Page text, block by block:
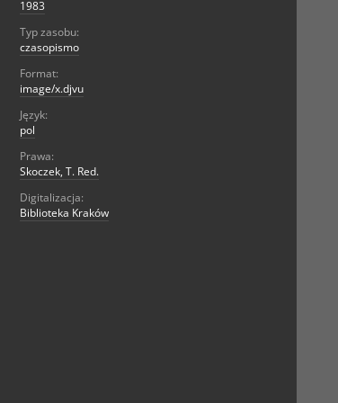
1983
Typ zasobu:
czasopismo
Format:
image/x.djvu
Język:
pol
Prawa:
Skoczek, T. Red.
Digitalizacja:
Biblioteka Kraków